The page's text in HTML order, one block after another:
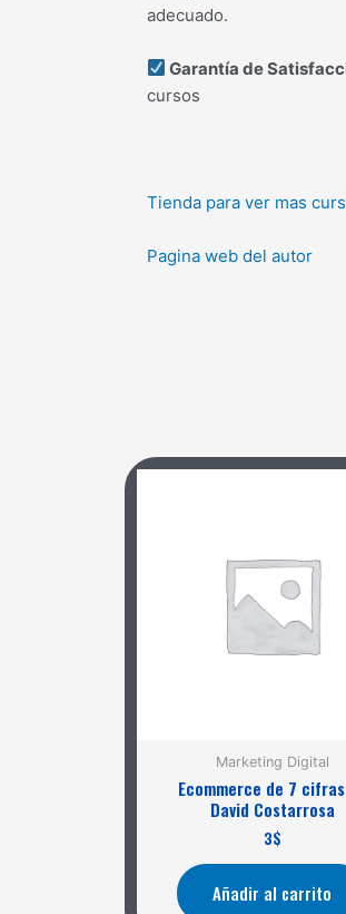
adecuado.
Garantía de
cursos
Tienda para ver mas
Pagina web del autor
Marketing Digital
Ecommerce de 7
David Costarrosa
3$
Añadir al carrito